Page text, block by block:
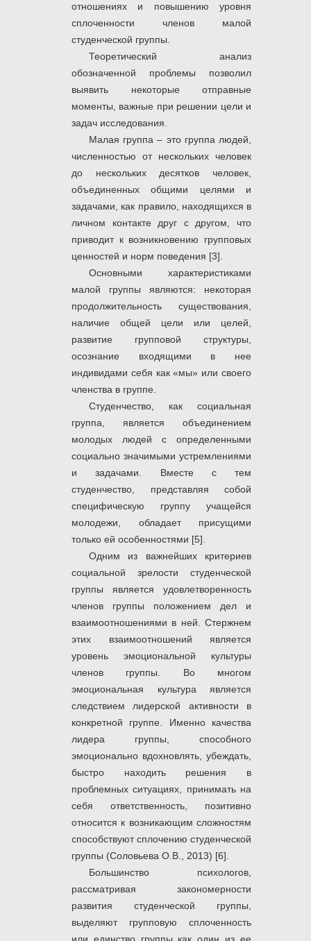
отношениях и повышению уровня
сплоченности членов малой
студенческой группы.
Теоретический анализ
обозначенной проблемы позволил
выявить некоторые отправные
моменты, важные при решении цели и
задач исследования.
Малая группа – это группа людей,
численностью от нескольких человек
до нескольких десятков человек,
объединенных общими целями и
задачами, как правило, находящихся в
личном контакте друг с другом, что
приводит к возникновению групповых
ценностей и норм поведения [3].
Основными характеристиками
малой группы являются: некоторая
продолжительность существования,
наличие общей цели или целей,
развитие групповой структуры,
осознание входящими в нее
индивидами себя как «мы» или своего
членства в группе.
Студенчество, как социальная
группа, является объединением
молодых людей с определенными
социально значимыми устремлениями
и задачами. Вместе с тем
студенчество, представляя собой
специфическую группу учащейся
молодежи, обладает присущими
только ей особенностями [5].
Одним из важнейших критериев
социальной зрелости студенческой
группы является удовлетворенность
членов группы положением дел и
взаимоотношениями в ней. Стержнем
этих взаимоотношений является
уровень эмоциональной культуры
членов группы. Во многом
эмоциональная культура является
следствием лидерской активности в
конкретной группе. Именно качества
лидера группы, способного
эмоционально вдохновлять, убеждать,
быстро находить решения в
проблемных ситуациях, принимать на
себя ответственность, позитивно
относится к возникающим сложностям
способствуют сплочению студенческой
группы (Соловьева О.В., 2013) [6].
Большинство психологов,
рассматривая закономерности
развития студенческой группы,
выделяют групповую сплоченность